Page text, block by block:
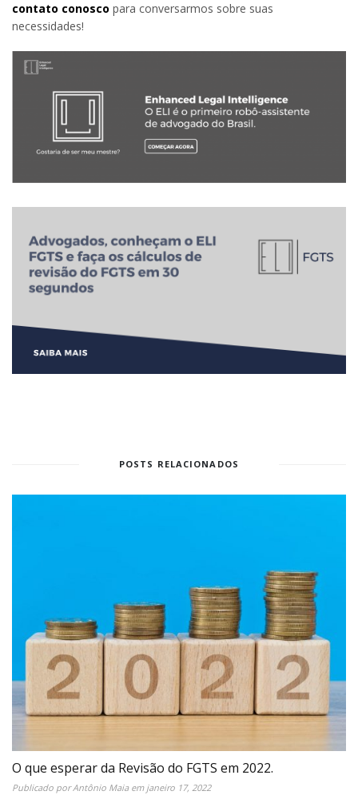
contato conosco para conversarmos sobre suas
necessidades!
POSTS RELACIONADOS
O que esperar da Revisão do FGTS em 2022.
Publicado porAntônio Maiaem janeiro 17, 2022